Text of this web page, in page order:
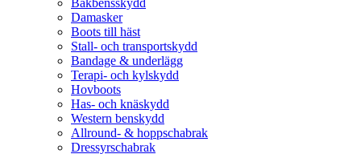
Bakbensskydd
Damasker
Boots till häst
Stall- och transportskydd
Bandage & underlägg
Terapi- och kylskydd
Hovboots
Has- och knäskydd
Western benskydd
Allround- & hoppschabrak
Dressyrschabrak